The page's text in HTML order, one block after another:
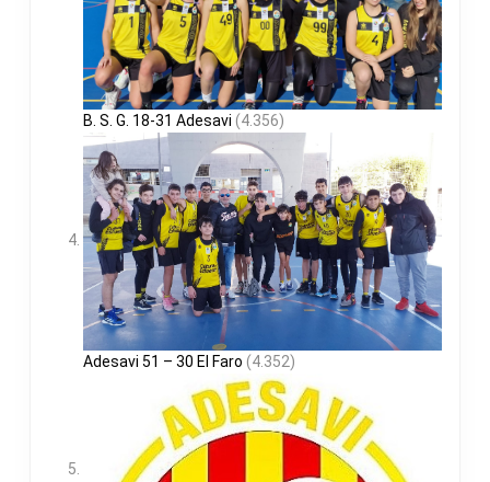
B. S. G. 18-31 Adesavi (4.356)
Adesavi 51 – 30 El Faro (4.352)